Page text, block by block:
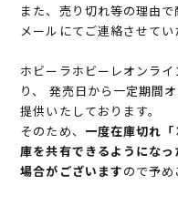
また、売り切れ等の理由
メールにてご連絡させてい
ホビーラホビーレオンラ
り、 発売日から一定期間
提供いたしております。
そのため、 一度在庫切れ
庫を共有できるようにな
場合がございますので予め